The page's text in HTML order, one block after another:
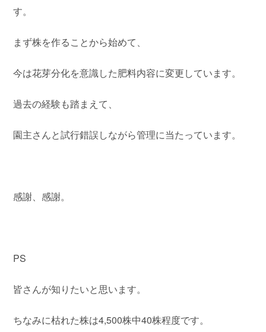
す。
まず株を作ることから始めて、
今は花芽分化を意識した肥料内容に変更しています。
過去の経験も踏まえて、
園主さんと試行錯誤しながら管理に当たっています。
感謝、感謝。
PS
皆さんが知りたいと思います。
ちなみに枯れた株は4,500株中40株程度です。